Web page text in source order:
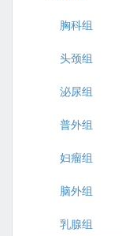
胸科组
头颈组
泌尿组
普外组
妇瘤组
脑外组
乳腺组